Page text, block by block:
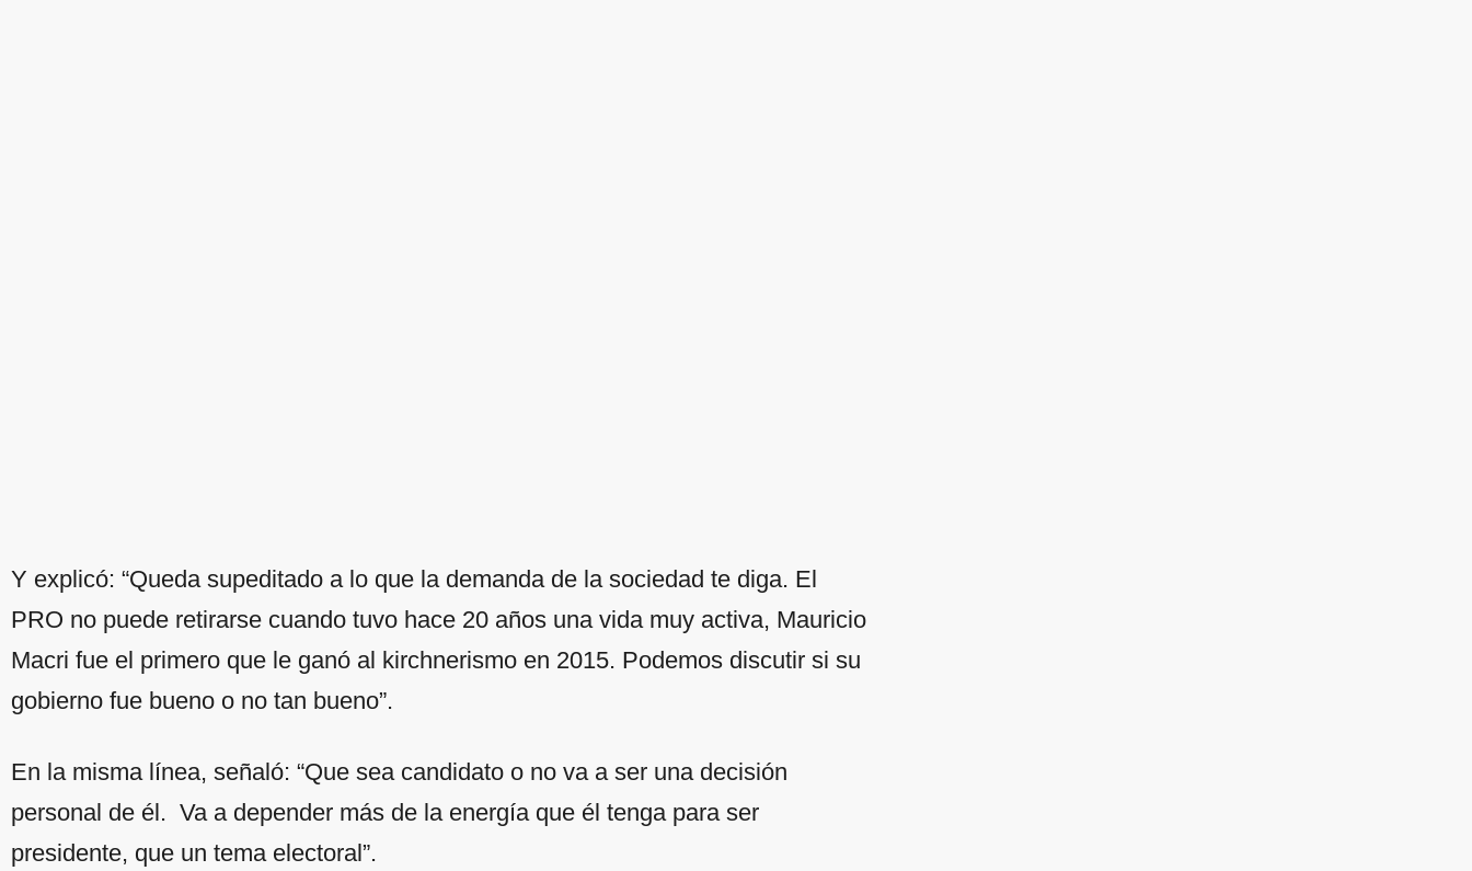
Y explicó: “Queda supeditado a lo que la demanda de la sociedad te diga. El
PRO no puede retirarse cuando tuvo hace 20 años una vida muy activa, Mauricio
Macri fue el primero que le ganó al kirchnerismo en 2015. Podemos discutir si su
gobierno fue bueno o no tan bueno”.
En la misma línea, señaló: “Que sea candidato o no va a ser una decisión
personal de él. Va a depender más de la energía que él tenga para ser
presidente, que un tema electoral”.